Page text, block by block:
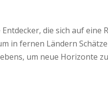
die sich auf
in fernen Ländern
um neue Horizonte